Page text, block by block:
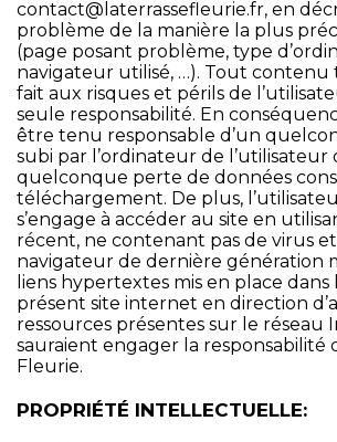
contact@laterrassefleurie.fr, en
problème de la manière la plus
(page posant problème, type
navigateur utilisé, …). Tout contenu
fait aux risques et périls de
seule responsabilité. En
être tenu responsable d’un
subi par l’ordinateur de l’utilisateur
quelconque perte de données
téléchargement. De plus,
s’engage à accéder au site en
récent, ne contenant pas de virus
navigateur de dernière génération
liens hypertextes mis en place dans
présent site internet en direction
ressources présentes sur le réseau
sauraient engager la responsabilité
Fleurie.
PROPRIÉTÉ INTELLECTUELLE: